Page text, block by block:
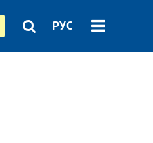
РУС